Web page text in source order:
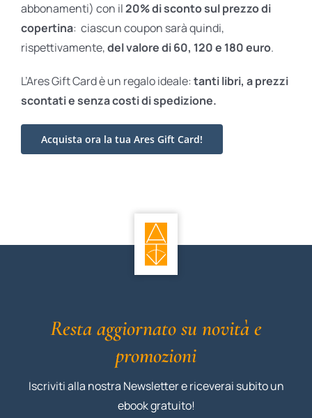
abbonamenti) con il20% di sconto sul prezzo di
copertina: ciascun coupon sarà quindi,
rispettivamente,del valore di 60, 120 e 180 euro.
L’Ares Gift Card è un regalo ideale: tanti libri, a prezzi
scontati esenza costi di spedizione.
Acquista ora la tua Ares Gift Card!
Resta aggiornato su novità e
promozioni
Iscriviti alla nostra Newsletter e riceverai subito un
ebook gratuito!